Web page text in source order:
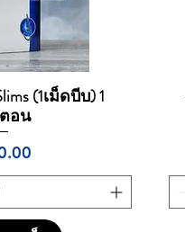
ด่วน (1เม็ดบีบ) 1
อน